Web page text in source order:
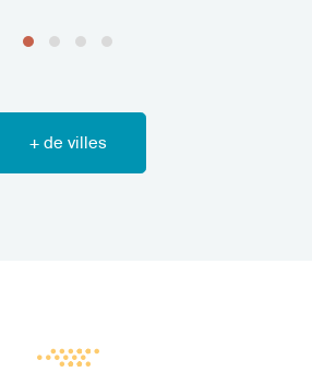
+ de villes